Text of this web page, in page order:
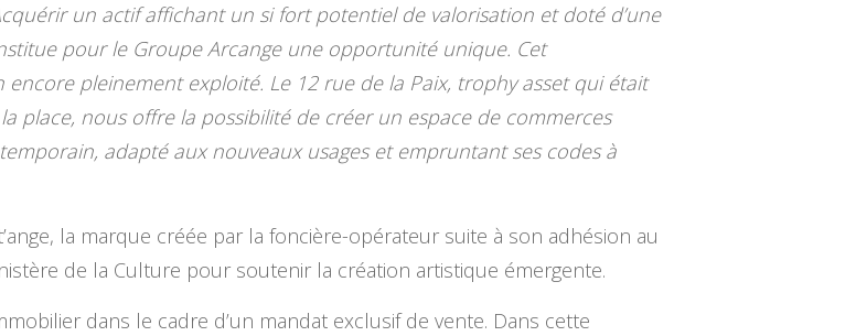
un actif affichant un si fort potentiel de valorisation et doté d’une
pour le Groupe Arcange une opportunité unique. Cet
pleinement exploité. Le 12 rue de la Paix, trophy asset qui était
place, nous offre la possibilité de créer un espace de commerces
adapté aux nouveaux usages et empruntant ses codes à
la marque créée par la foncière-opérateur suite à son adhésion au
de la Culture pour soutenir la création artistique émergente.
dans le cadre d’un mandat exclusif de vente. Dans cette